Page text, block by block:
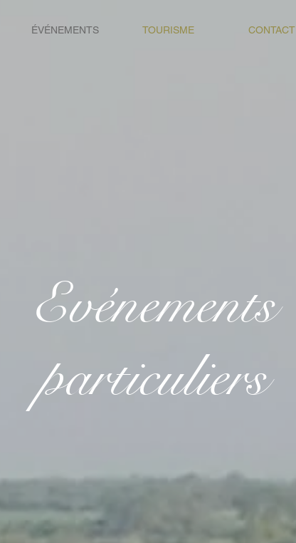
ÉVÉNEMENTS TOURISME CONTACT
Evénements
particuliers